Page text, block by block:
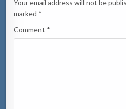
Your email address will not be
marked *
Comment *